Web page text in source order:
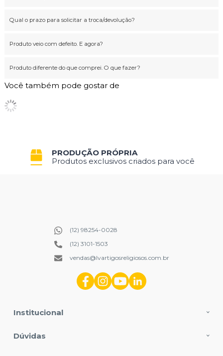
Qual o prazo para solicitar a troca/devolução?
Produto veio com defeito. E agora?
Produto diferente do que comprei. O que fazer?
Você também pode gostar de
PRODUÇÃO PRÓPRIA
Produtos exclusivos criados para você
Institucional
Dúvidas
(12) 98254-0028
(12) 3101-1503
vendas@lvartigosreligiosos.com.br